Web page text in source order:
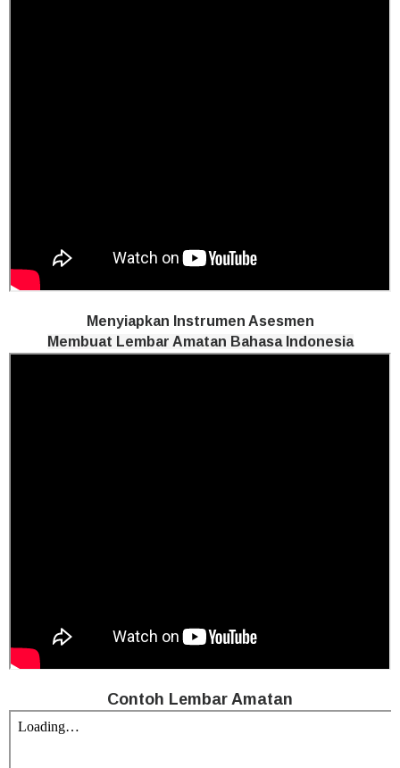
Menyiapkan Instrumen Asesmen
Membuat Lembar Amatan Bahasa Indonesia
Contoh Lembar Amatan